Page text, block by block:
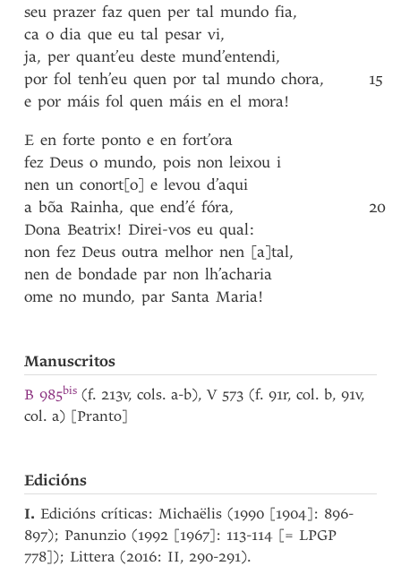
seu prazer faz quen per tal mundo fia,
ca o dia que eu tal pesar vi,
ja, per quant’eu deste mund’entendi,
por fol tenh’eu quen por tal mundo chora,
e por máis fol quen máis en el mora!
E en forte ponto e en fort’ora
fez Deus o mundo, pois non leixou i
nen un conort[o] e levou d’aqui
a bõa Rainha, que end’é fóra,
Dona Beatrix! Direi-vos eu qual:
non fez Deus outra melhor nen [a]tal,
nen de bondade par non lh’acharia
ome no mundo, par Santa Maria!
15
20
Manuscritos
B 985bis (f. 213v, cols. a-b), V 573 (f. 91r, col. b, 91v,
col. a) [Pranto]
Edicións
I.Edicións críticas: Michaëlis (1990 [1904]: 896-
897); Panunzio (1992 [1967]: 113-114 [= LPGP
778]); Littera (2016: II, 290-291).